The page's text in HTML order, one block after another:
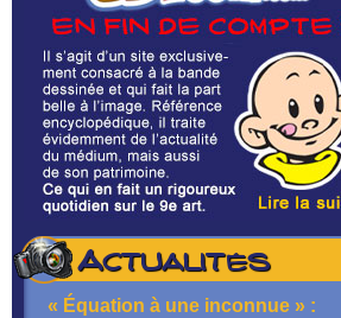
Actualités
« Équation à une inconnue » :